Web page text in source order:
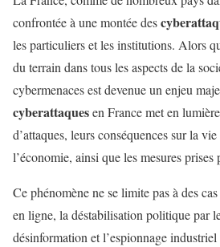
confrontée à une montée des
les particuliers et les institutions. Alors
du terrain dans tous les aspects de la
cybermenaces est devenue un enjeu
cyberattaquesen France met en
d’attaques, leurs conséquences sur la
l’économie, ainsi que les mesures
Ce phénomène ne se limite pas à des
en ligne, la déstabilisation politique par
désinformation et l’espionnage